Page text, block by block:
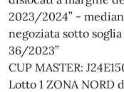
2023/2024” -
negoziata sotto
36/2023”
CUP MASTER:
Lotto 1 ZONA NORD